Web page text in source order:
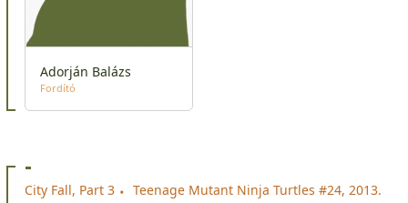
Adorján Balázs
Fordító
-
City Fall, Part 3
Teenage Mutant Ninja Turtles #24, 2013.